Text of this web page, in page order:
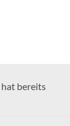
bereits